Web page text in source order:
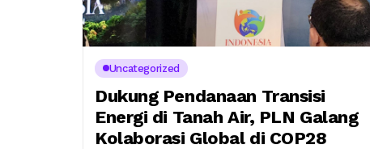
Uncategorized
Dukung Pendanaan Transisi
Energi di Tanah Air, PLN Galang
Kolaborasi Global di COP28